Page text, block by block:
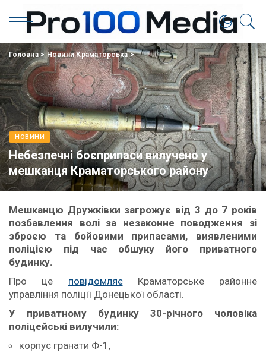
Головна>Новини Краматорська>
НОВИНИ
Небезпечні боєприпаси вилучено у
мешканця Краматорського району
Мешканцю Дружківки загрожує від 3 до 7 років
позбавлення волі за незаконне поводження зі
зброєю та бойовими припасами, виявленими
поліцією під час обшуку його приватного
будинку.
Про це повідомляєКраматорське районне
управління поліції Донецької області.
У
приватному будинку 30-річного чоловіка
поліцейські вилучили:
корпус гранати Ф-1,